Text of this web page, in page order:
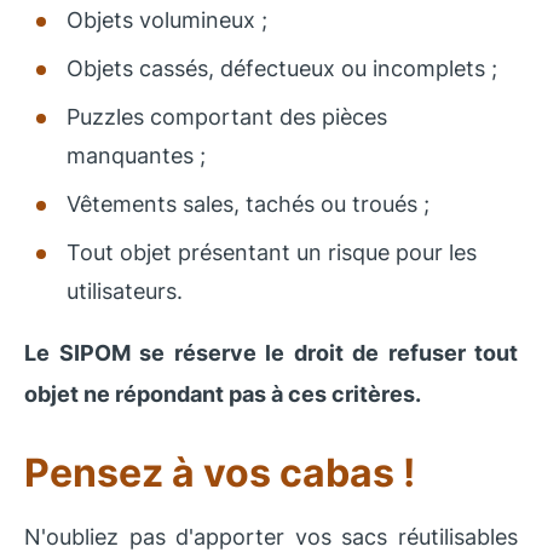
Objets volumineux ;
Objets cassés, défectueux ou incomplets ;
Puzzles comportant des pièces
manquantes ;
Vêtements sales, tachés ou troués ;
Tout objet présentant un risque pour les
utilisateurs.
Le SIPOM se réserve le droit de refuser tout
objet ne répondant pas à ces critères.
Pensez à vos cabas !
N'oubliez pas d'apporter vos sacs réutilisables